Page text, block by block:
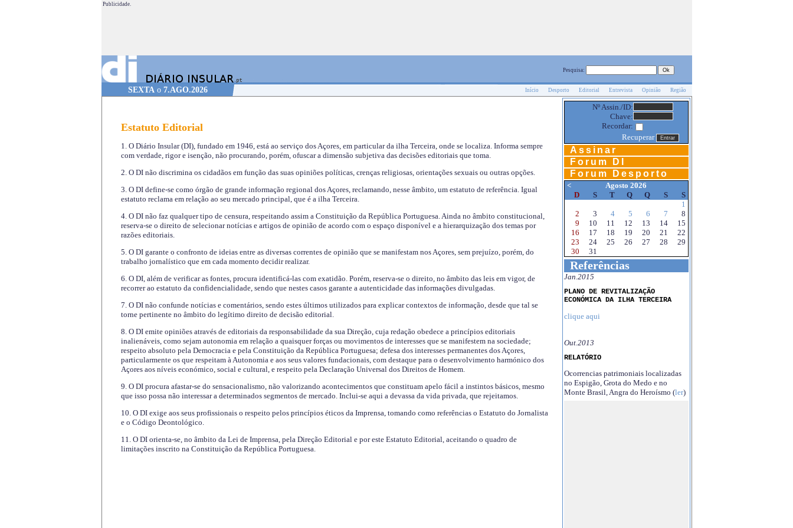
Publicidade.
Pesquisa:
SEXTAo 7.AGO.2026 Início Desporto Editorial Entrevista Opinião Região
Estatuto Editorial
1. O Diário Insular (DI), fundado em 1946, está ao serviço dos Açores, em particular da ilha Terceira, onde se localiza. Informa sempre
com verdade, rigor e isenção, não procurando, porém, ofuscar a dimensão subjetiva das decisões editoriais que toma.
2. O DI não discrimina os cidadãos em função das suas opiniões políticas, crenças religiosas, orientações sexuais ou outras opções.
3. O DI define-se como órgão de grande informação regional dos Açores, reclamando, nesse âmbito, um estatuto de referência. Igual
estatuto reclama em relação ao seu mercado principal, que é a ilha Terceira.
4. O DI não faz qualquer tipo de censura, respeitando assim a Constituição da República Portuguesa. Ainda no âmbito constitucional,
reserva-se o direito de selecionar notícias e artigos de opinião de acordo com o espaço disponível e a hierarquização dos temas por
razões editoriais.
5. O DI garante o confronto de ideias entre as diversas correntes de opinião que se manifestam nos Açores, sem prejuízo, porém, do
trabalho jornalístico que em cada momento decidir realizar.
6. O DI, além de verificar as fontes, procura identificá-las com exatidão. Porém, reserva-se o direito, no âmbito das leis em vigor, de
recorrer ao estatuto da confidencialidade, sendo que nestes casos garante a autenticidade das informações divulgadas.
7. O DI não confunde notícias e comentários, sendo estes últimos utilizados para explicar contextos de informação, desde que tal se
torne pertinente no âmbito do legítimo direito de decisão editorial.
8. O DI emite opiniões através de editoriais da responsabilidade da sua Direção, cuja redação obedece a princípios editoriais
inalienáveis, como sejam autonomia em relação a quaisquer forças ou movimentos de interesses que se manifestem na sociedade;
respeito absoluto pela Democracia e pela Constituição da República Portuguesa; defesa dos interesses permanentes dos Açores,
particularmente os que respeitam à Autonomia e aos seus valores fundacionais, com destaque para o desenvolvimento harmónico dos
Açores aos níveis económico, social e cultural, e respeito pela Declaração Universal dos Direitos de Homem.
9. O DI procura afastar-se do sensacionalismo, não valorizando acontecimentos que constituam apelo fácil a instintos básicos, mesmo
que isso possa não interessar a determinados segmentos de mercado. Inclui-se aqui a devassa da vida privada, que rejeitamos.
10. O DI exige aos seus profissionais o respeito pelos princípios éticos da Imprensa, tomando como referências o Estatuto do Jornalista
e o Código Deontológico.
11. O DI orienta-se, no âmbito da Lei de Imprensa, pela Direção Editorial e por este Estatuto Editorial, aceitando o quadro de
limitações inscrito na Constituição da República Portuguesa.
Nº Assin./ID:
Chave:
Recordar:
Recuperar
Assinar
Forum DI
Forum Desporto
<
Agosto 2026
D
S T Q Q S
S
1
2
3 4 5 6 7
8
9
10 11 12 13 14
15
16
17 18 19 20 21
22
23
24 25 26 27 28
29
30
31
Referências
Jan.2015
PLANO DE REVITALIZAÇÃO
ECONÓMICA DA ILHA TERCEIRA
clique aqui
Out.2013
RELATÓRIO
Ocorrencias patrimoniais localizadas
no Espigão, Grota do Medo e no
Monte Brasil, Angra do Heroísmo (ler)